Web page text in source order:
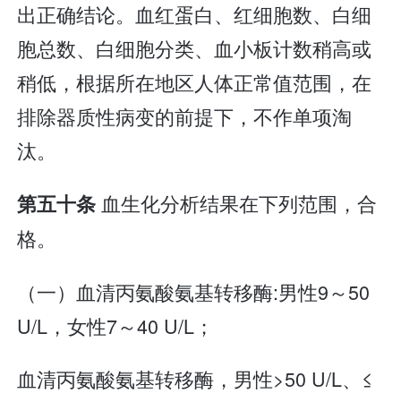
出正确结论。血红蛋白、红细胞数、白细
胞总数、白细胞分类、血小板计数稍高或
稍低，根据所在地区人体正常值范围，在
排除器质性病变的前提下，不作单项淘
汰。
第五十条血生化分析结果在下列范围，合
格。
（一）血清丙氨酸氨基转移酶:男性9～50
U/L，女性7～40 U/L；
血清丙氨酸氨基转移酶，男性>50 U/L、≤